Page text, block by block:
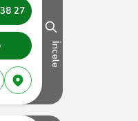
27
İncele